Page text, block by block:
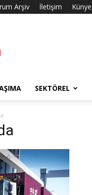
Arşiv İletişim Künye
SEKTÖREL